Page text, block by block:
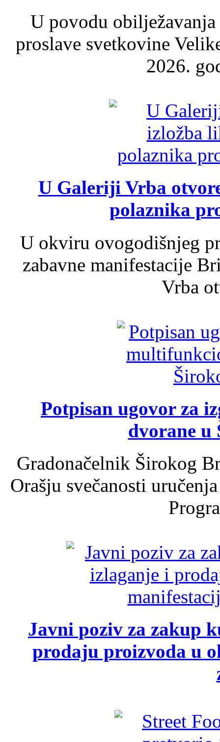
U povodu
proslave svetkovine
2026.
U Galeriji Vrba
polaznika
U okviru ovogodišnjeg
zabavne manifestacije
Vrba
Potpisan ugovor za
dvorane u
Gradonačelnik Širokog
Orašju svečanosti
Javni poziv za zakup
prodaju proizvoda u